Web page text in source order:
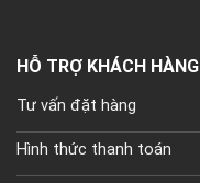
HỖ TRỢ KHÁCH HÀNG
Tư vấn đặt hàng
Hình thức thanh toán